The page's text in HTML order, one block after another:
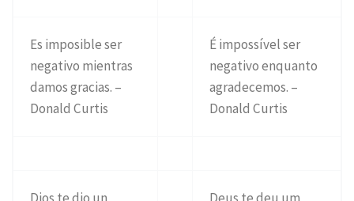
Es imposible ser
negativo mientras
damos gracias. –
Donald Curtis
É impossível ser
negativo enquanto
agradecemos. –
Donald Curtis